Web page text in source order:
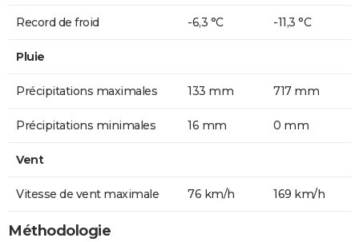
Record de froid -6,3 °C -11,3 °C
Pluie
Précipitations maximales 133 mm 717 mm
Précipitations minimales 16 mm 0 mm
Vent
Vitesse de vent maximale 76 km/h 169 km/h
Méthodologie